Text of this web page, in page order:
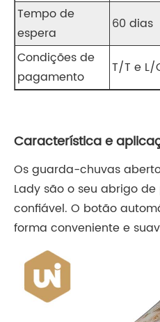
Tempo de
espera
60 dias
Condições de
pagamento
T/T e L/
Característica e
Os guarda-chuvas
Lady são o seu abrigo
confiável. O botão
forma conveniente e